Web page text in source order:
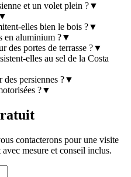
et un volet plein ?▼
elles bien le bois ?▼
en aluminium ?▼
des portes de terrasse ?▼
elles au sel de la Costa
persiennes ?▼
?▼
contacterons pour une visite
mesure et conseil inclus.